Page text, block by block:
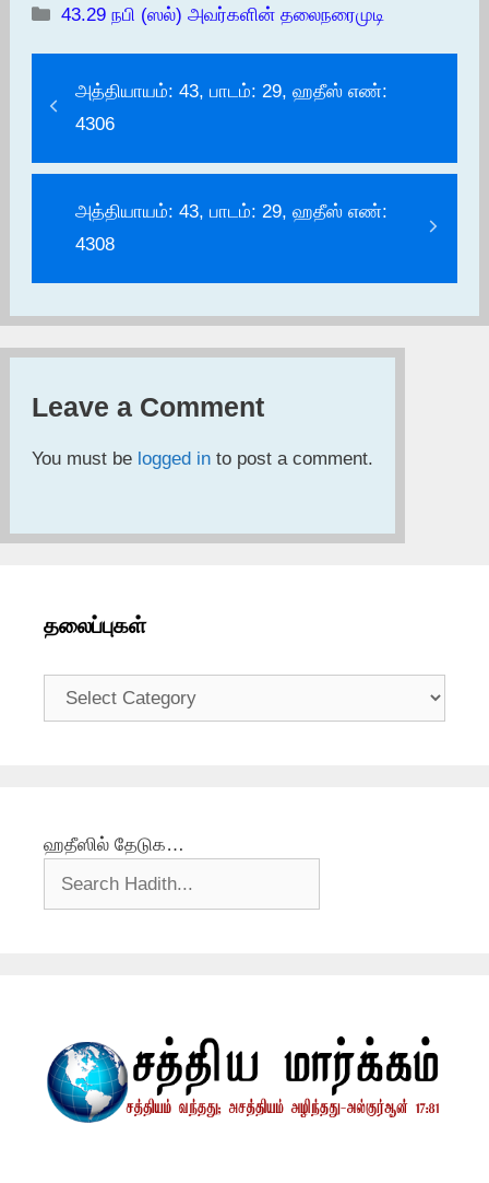
Categories
43.29 நபி (ஸல்) அவர்களின் தலைநரைமுடி
அத்தியாயம்: 43, பாடம்: 29, ஹதீஸ் எண்:
4306
அத்தியாயம்: 43, பாடம்: 29, ஹதீஸ் எண்:
4308
Leave a Comment
You must be logged in to post a comment.
தலைப்புகள்
தலைப்புகள்
ஹதீஸில் தேடுக…